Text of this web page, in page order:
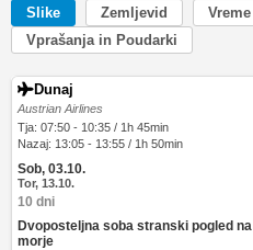
Slike Zemljevid Vreme
Vprašanja in Poudarki
Dunaj
Austrian Airlines
Tja: 07:50 - 10:35 / 1h 45min
Nazaj: 13:05 - 13:55 / 1h 50min
Sob, 03.10.
Tor, 13.10.
10 dni
Dvoposteljna soba stranski pogled na
morje